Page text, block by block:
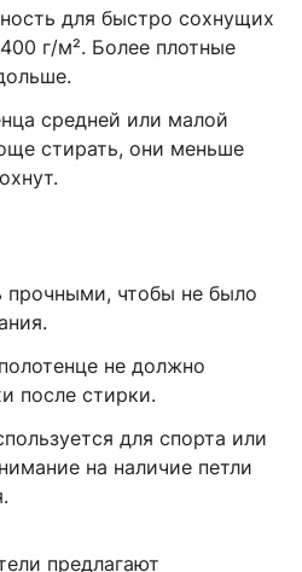
для быстро сохнущих
г/м². Более плотные
средней или малой
стирать, они меньше
чтобы не было
не должно
после стирки.
для спорта или
на наличие петли
предлагают